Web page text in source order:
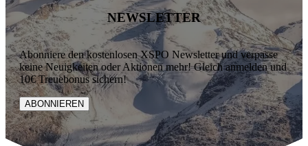
NEWSLETTER
Abonniere den kostenlosen XSPO Newsletter und verpasse
keine Neuigkeiten oder Aktionen mehr! Gleich anmelden und
10€ Treuebonus sichern!
ABONNIEREN